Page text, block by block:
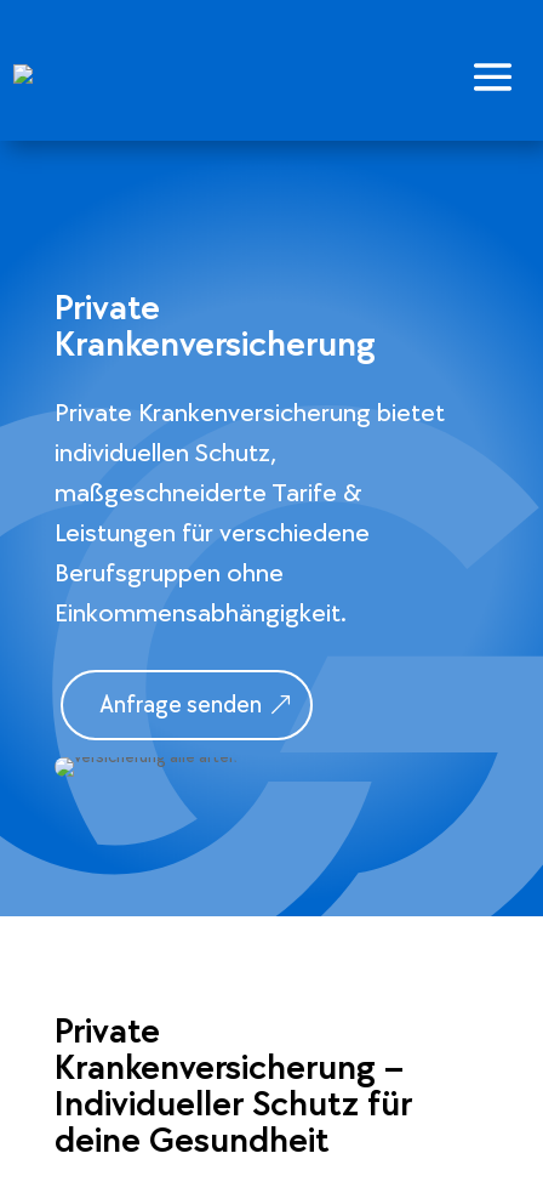
Private
Krankenversicherung
Private Krankenversicherung bietet
individuellen Schutz,
maßgeschneiderte Tarife &
Leistungen für verschiedene
Berufsgruppen ohne
Einkommensabhängigkeit.
Anfrage senden
Private
Krankenversicherung –
Individueller Schutz für
deine Gesundheit